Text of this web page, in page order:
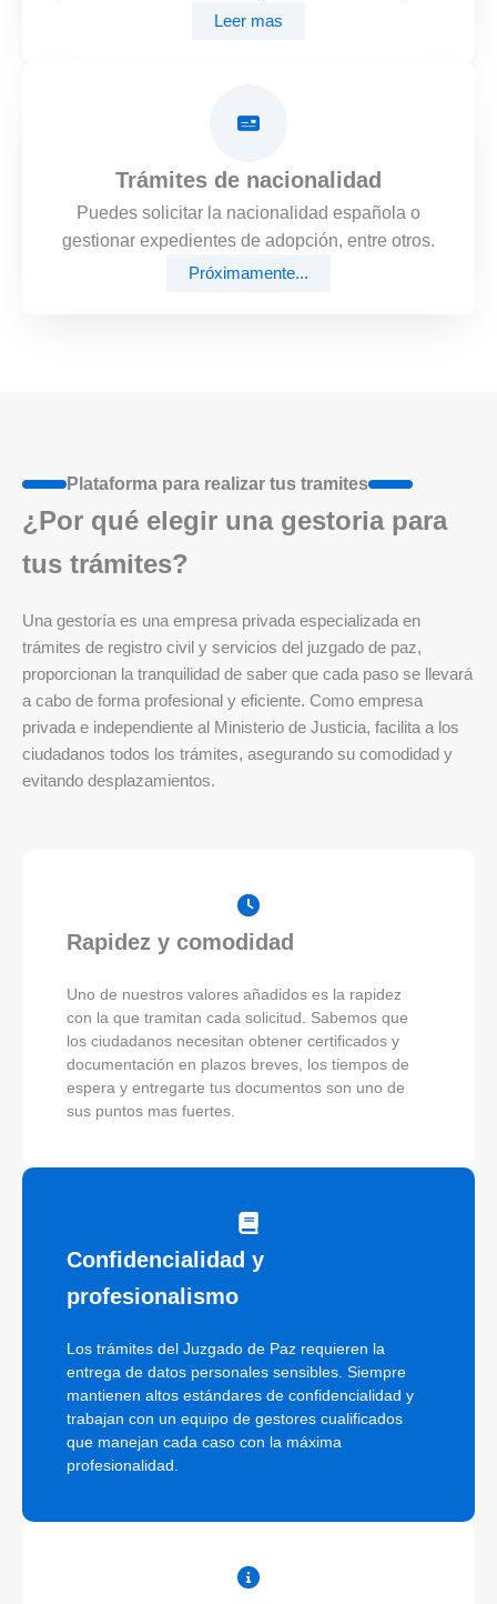
Leer mas
Trámites de nacionalidad
Puedes solicitar la nacionalidad española o
gestionar expedientes de adopción, entre otros.
Próximamente...
Plataforma para realizar tus tramites
¿Por qué elegir una gestoria para
tus trámites?
Una gestoría es una empresa privada especializada en
trámites de registro civil y servicios del juzgado de paz,
proporcionan la tranquilidad de saber que cada paso se llevará
a cabo de forma profesional y eficiente. Como empresa
privada e independiente al Ministerio de Justicia, facilita a los
ciudadanos todos los trámites, asegurando su comodidad y
evitando desplazamientos.
Rapidez y comodidad
Uno de nuestros valores añadidos es la rapidez
con la que tramitan cada solicitud. Sabemos que
los ciudadanos necesitan obtener certificados y
documentación en plazos breves, los tiempos de
espera y entregarte tus documentos son uno de
sus puntos mas fuertes.
Confidencialidad y
profesionalismo
Los trámites del Juzgado de Paz requieren la
entrega de datos personales sensibles. Siempre
mantienen altos estándares de confidencialidad y
trabajan con un equipo de gestores cualificados
que manejan cada caso con la máxima
profesionalidad.